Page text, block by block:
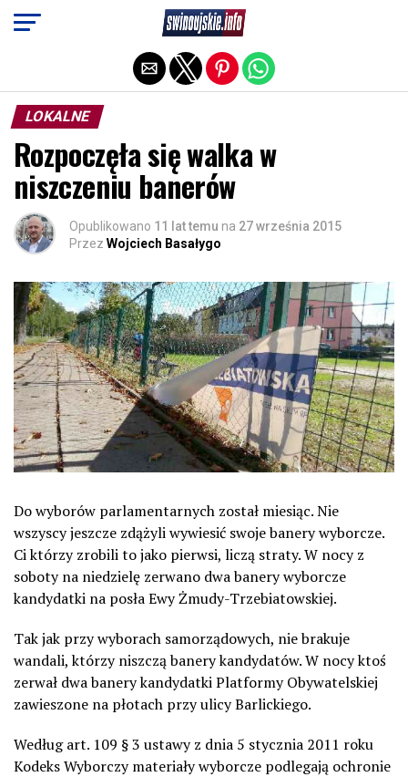
LOKALNE
Rozpoczęła się walka w
niszczeniu banerów
Opublikowano 11 lat temu na 27 września 2015
Przez Wojciech Basałygo
Do wyborów parlamentarnych został miesiąc. Nie
wszyscy jeszcze zdążyli wywiesić swoje banery wyborcze.
Ci którzy zrobili to jako pierwsi, liczą straty. W nocy z
soboty na niedzielę zerwano dwa banery wyborcze
kandydatki na posła Ewy Żmudy-Trzebiatowskiej.
Tak jak przy wyborach samorządowych, nie brakuje
wandali, którzy niszczą banery kandydatów. W nocy ktoś
zerwał dwa banery kandydatki Platformy Obywatelskiej
zawieszone na płotach przy ulicy Barlickiego.
Według art. 109 § 3 ustawy z dnia 5 stycznia 2011 roku
Kodeks Wyborczy materiały wyborcze podlegają ochronie
Exit mobile version